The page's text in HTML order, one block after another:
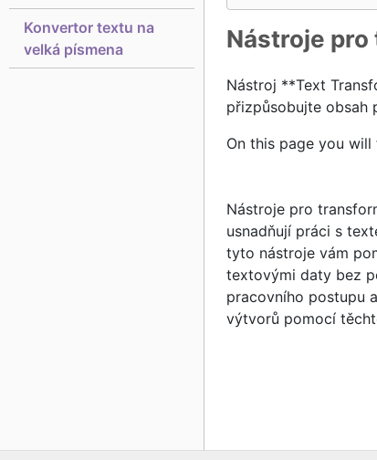
Konvertor textu na
velká písmena
Nástroje
Nástroj **Text
přizpůsobujte obsah
On this page you
Nástroje pro
usnadňují práci s
tyto nástroje vám
textovými daty bez
pracovního postupu
výtvorů pomocí